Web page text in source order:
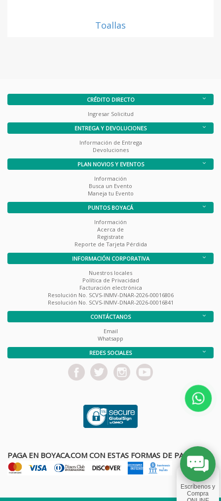
Toallas
CRÉDITO DIRECTO
Ingresar Solicitud
ENTREGA Y DEVOLUCIONES
Información de Entrega
Devoluciones
PLAN NOVIOS Y EVENTOS
Información
Busca un Evento
Maneja tu Evento
PUNTOS BOYACÁ
Información
Acerca de
Registrate
Reporte de Tarjeta Pérdida
INFORMACIÓN CORPORATIVA
Nuestros locales
Política de Privacidad
Facturación electrónica
Resolución No. SCVS-INMV-DNAR-2026-00016806
Resolución No. SCVS-INMV-DNAR-2026-00016841
CONTÁCTANOS
Email
Whatsapp
REDES SOCIALES
PAGA EN BOYACA.COM CON ESTAS FORMAS DE PAGO